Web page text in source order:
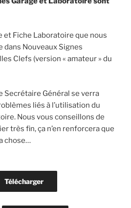
et Fiche Laboratoire que nous
dans Nouveaux Signes
Clefs (version « amateur » du
Secrétaire Général se verra
liés à l’utilisation du
Nous vous conseillons de
très fin, ça n’en renforcera que
chose…
Télécharger